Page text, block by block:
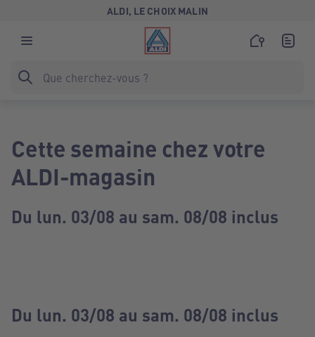
ALDI, LE CHOIX MALIN
Cette semaine chez votre
ALDI-magasin
Du lun. 03/08 au sam. 08/08 inclus
Du lun. 03/08 au sam. 08/08 inclus